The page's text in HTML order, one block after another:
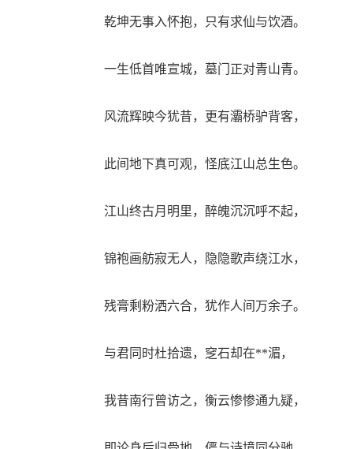
乾坤无事入怀抱，只有求仙与饮酒。
一生低首唯宣城，墓门正对青山青。
风流辉映今犹昔，更有灞桥驴背客，
此间地下真可观，怪底江山总生色。
江山终古月明里，醉魄沉沉呼不起，
锦袍画舫寂无人，隐隐歌声绕江水，
残膏剩粉洒六合，犹作人间万余子。
与君同时杜拾遗，窆石却在**湄，
我昔南行曾访之，衡云惨惨通九疑，